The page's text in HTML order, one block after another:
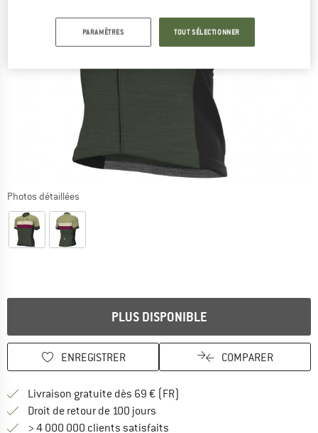
Photos détaillées
PLUS DISPONIBLE
ENREGISTRER COMPARER
Livraison gratuite dès 69 € (FR)
Droit de retour de 100 jours
> 4 000 000 clients satisfaits
PARAMÈTRES TOUT SÉLECTIONNER